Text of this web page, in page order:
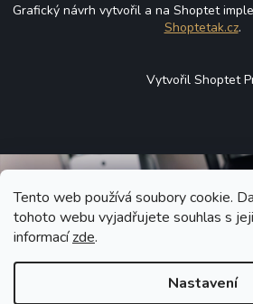
Tento web používá soubory cookie.
tohoto webu vyjadřujete souhlas s
informacízde.
Nastavení
Grafický návrh vytvořil a na Shoptet
Shoptetak.cz.
Vytvořil Shoptet